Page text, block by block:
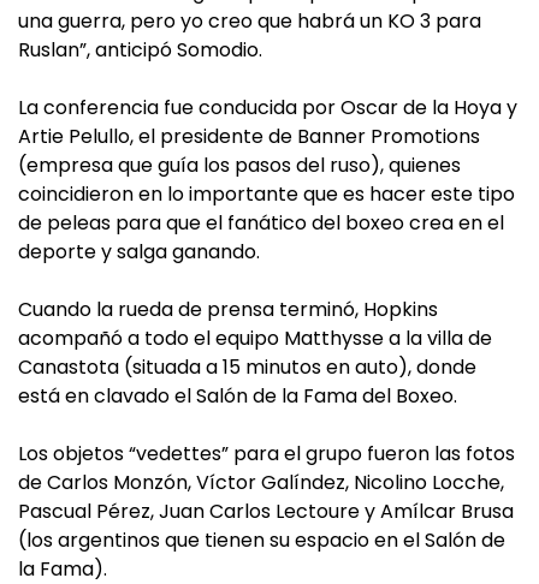
una guerra, pero yo creo que habrá un KO 3 para
Ruslan”, anticipó Somodio.
La conferencia fue conducida por Oscar de la Hoya y
Artie Pelullo, el presidente de Banner Promotions
(empresa que guía los pasos del ruso), quienes
coincidieron en lo importante que es hacer este tipo
de peleas para que el fanático del boxeo crea en el
deporte y salga ganando.
Cuando la rueda de prensa terminó, Hopkins
acompañó a todo el equipo Matthysse a la villa de
Canastota (situada a 15 minutos en auto), donde
está en clavado el Salón de la Fama del Boxeo.
Los objetos “vedettes” para el grupo fueron las fotos
de Carlos Monzón, Víctor Galíndez, Nicolino Locche,
Pascual Pérez, Juan Carlos Lectoure y Amílcar Brusa
(los argentinos que tienen su espacio en el Salón de
la Fama).